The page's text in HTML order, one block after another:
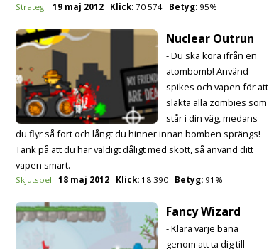
Strategi 19 maj 2012 Klick:70 574 Betyg: 95%
Nuclear Outrun
- Du ska köra ifrån en
atombomb! Använd
spikes och vapen för att
slakta alla zombies som
står i din väg, medans
du flyr så fort och långt du hinner innan bomben sprängs!
Tänk på att du har väldigt dåligt med skott, så använd ditt
vapen smart.
Skjutspel 18 maj 2012 Klick:18 390 Betyg: 91%
Fancy Wizard
- Klara varje bana
genom att ta dig till